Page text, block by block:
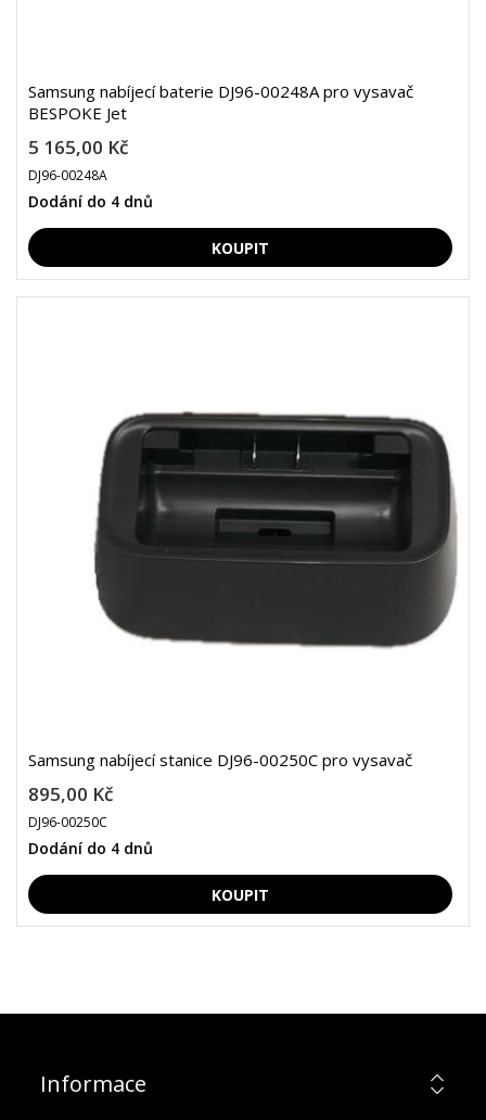
Samsung nabíjecí baterie DJ96-00248A pro vysavač
BESPOKE Jet
5 165,00 Kč
DJ96-00248A
Dodání do 4 dnů
Samsung nabíjecí stanice DJ96-00250C pro vysavač
895,00 Kč
DJ96-00250C
Dodání do 4 dnů
Informace